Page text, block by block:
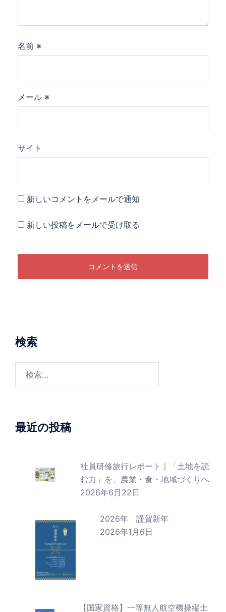
名前 ※
メール ※
サイト
新しいコメントをメールで通知
新しい投稿をメールで受け取る
検索
最近の投稿
社員研修旅行レポート｜「土地を読
む力」を、農業・食・地域づくりへ
2026年6月22日
2026年 謹賀新年
2026年1月6日
【国家資格】一等無人航空機操縦士